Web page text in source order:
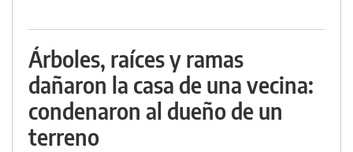
Árboles, raíces y ramas
dañaron la casa de una vecina:
condenaron al dueño de un
terreno